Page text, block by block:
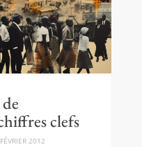
clefs
2012